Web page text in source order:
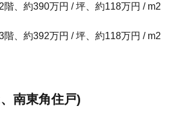
階、約390万円 / 坪、約118万円 / m2
階、約392万円 / 坪、約118万円 / m2
南東角住戸)